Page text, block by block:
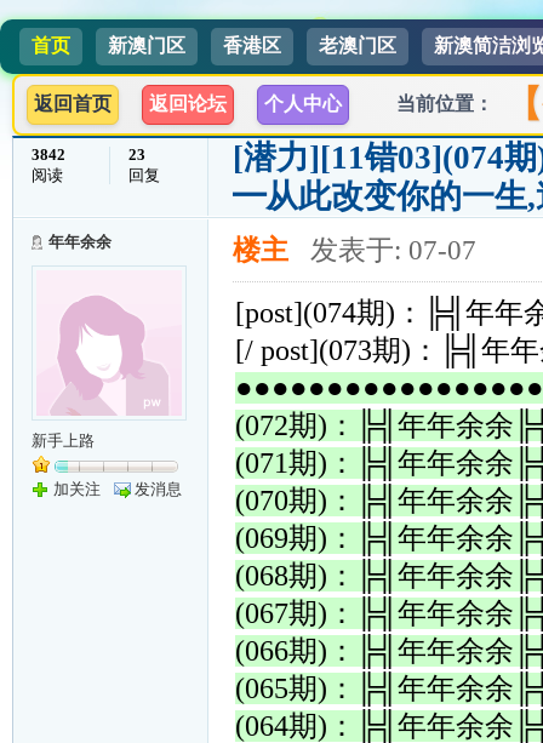
首页 新澳门区 香港区 老澳门区 新澳简洁浏
返回首页 返回论坛 个人中心 当前位置：
3842
阅读
23
回复
[潜力][11错03](074
━从此改变你的一生
年年余余
新手上路
加关注 发消息
楼主 发表于: 07-07
[post](074期)：╠╣年年
[/ post](073期)：╠╣年
●●●●●●●●●●●●●●●●●
(072期)：╠╣年年余余
(071期)：╠╣年年余余
(070期)：╠╣年年余余
(069期)：╠╣年年余余
(068期)：╠╣年年余余
(067期)：╠╣年年余余
(066期)：╠╣年年余余
(065期)：╠╣年年余余
(064期)：╠╣年年余余